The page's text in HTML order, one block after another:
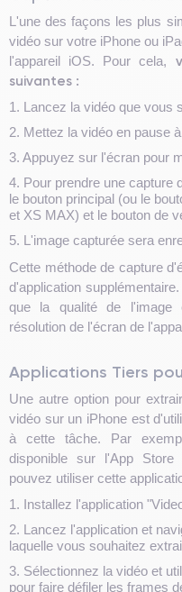
L'une des façons les plus
vidéo sur votre iPhone ou
l'appareil iOS. Pour cela,
suivantes :
1. Lancez la vidéo que vous
2. Mettez la vidéo en pause
3. Appuyez sur l'écran pour
4. Pour prendre une capture
le bouton principal (ou le
et XS MAX) et le bouton de
5. L'image capturée sera
Cette méthode de capture
d'application
que la qualité de l'image
résolution de l'écran de
Applications Tiers
Une autre option pour
vidéo sur un iPhone est
à cette tâche. Par
disponible sur l'App
pouvez utiliser cette
1. Installez l'application
2. Lancez l'application et
laquelle vous souhaitez
3. Sélectionnez la vidéo et
pour faire défiler les frames